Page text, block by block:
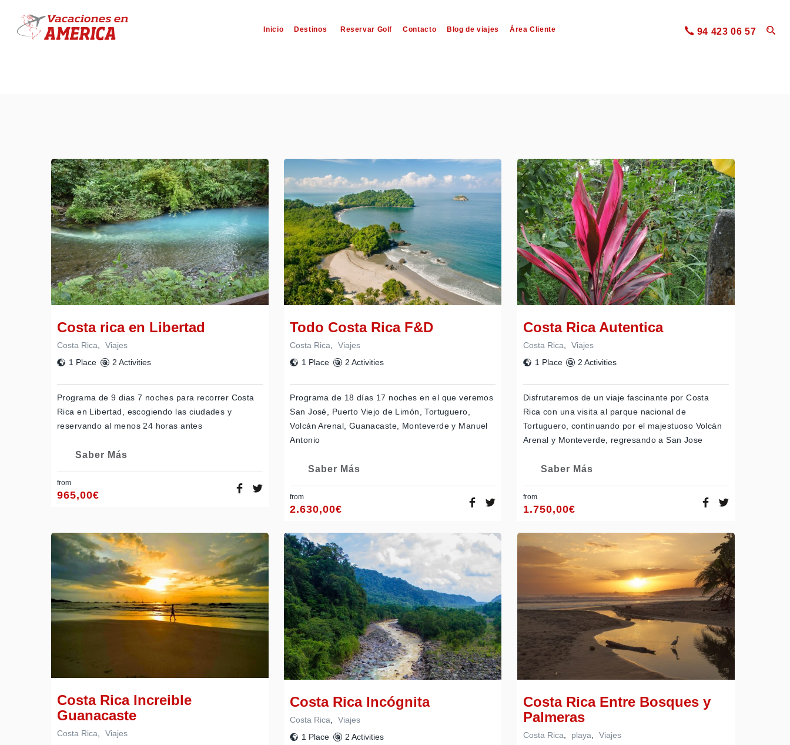
Inicio Destinos Reservar Golf Contacto Blog de viajes Área Cliente 94 423 06 57
Costa rica en Libertad
Costa Rica
Viajes
1 Place
2 Activities
Programa de 9 dias 7 noches para recorrer Costa
Rica en Libertad, escogiendo las ciudades y
reservando al menos 24 horas antes
Saber Más
from
965,00€
Todo Costa Rica F&D
Costa Rica
Viajes
1 Place
2 Activities
Programa de 18 días 17 noches en el que veremos
San José, Puerto Viejo de Limón, Tortuguero,
Volcán Arenal, Guanacaste, Monteverde y Manuel
Antonio
Saber Más
from
2.630,00€
Costa Rica Autentica
Costa Rica
Viajes
1 Place
2 Activities
Disfrutaremos de un viaje fascinante por Costa
Rica con una visita al parque nacional de
Tortuguero, continuando por el majestuoso Volcán
Arenal y Monteverde, regresando a San Jose
Saber Más
from
1.750,00€
Costa Rica Increible
Guanacaste
Costa Rica
Viajes
Costa Rica Incógnita
Costa Rica
Viajes
1 Place
2 Activities
Costa Rica Entre Bosques y
Palmeras
Costa Rica playa
Viajes